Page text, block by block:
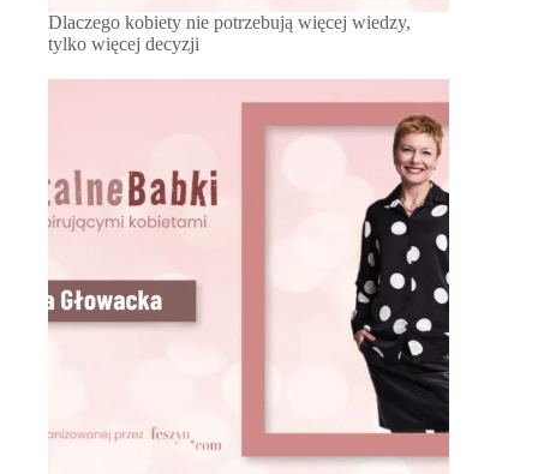
Dlaczego kobiety nie potrzebują więcej wiedzy,
tylko więcej decyzji